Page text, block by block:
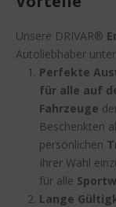
Unsere DRIVAR®
Autoliebhaber
Perfekte
für alle auf
Fahrzeuge
Beschenkten
persönlichen
Ihrer Wahl
für alle
Lange